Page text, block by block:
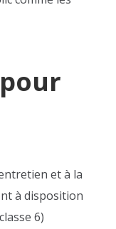
et à la
à disposition
6)